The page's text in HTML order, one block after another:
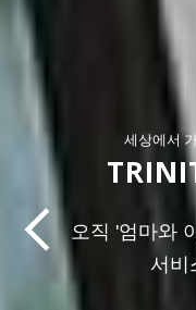
세상에서
오직 '엄마와
서비